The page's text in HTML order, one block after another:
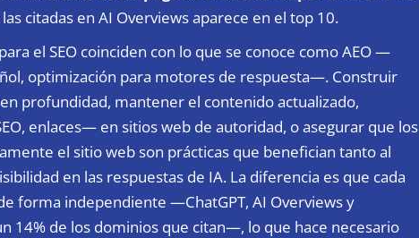
citadas en AI Overviews aparece en el top 10.
el SEO coinciden con lo que se conoce como AEO —
optimización para motores de respuesta—. Construir
profundidad, mantener el contenido actualizado,
enlaces— en sitios web de autoridad, o asegurar que los
el sitio web son prácticas que benefician tanto al
en las respuestas de IA. La diferencia es que cada
forma independiente —ChatGPT, AI Overviews y
14% de los dominios que citan—, lo que hace necesario